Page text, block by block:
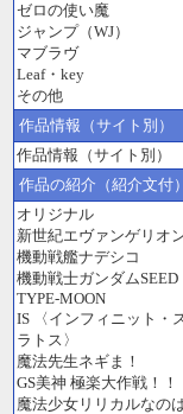
ゼロの使い魔
ジャンプ（WJ）
マブラヴ
Leaf・key
その他
作品情報（サイト別）
作品情報（サイト別）
作品の紹介（紹介文付）
オリジナル
新世紀エヴァンゲリオ
機動戦艦ナデシコ
機動戦士ガンダムSEED
TYPE-MOON
IS 〈インフィニット・
ラトス〉
魔法先生ネギま！
GS美神 極楽大作戦！！
魔法少女リリカルなの